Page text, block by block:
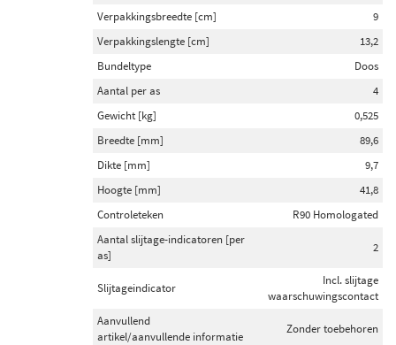
Verpakkingsbreedte [cm]
9
Verpakkingslengte [cm]
13,2
Bundeltype
Doos
Aantal per as
4
Gewicht [kg]
0,525
Breedte [mm]
89,6
Dikte [mm]
9,7
Hoogte [mm]
41,8
Controleteken
R90 Homologated
Aantal slijtage-indicatoren [per
as]
2
Slijtageindicator
Incl. slijtage
waarschuwingscontact
Aanvullend
artikel/aanvullende informatie
Zonder toebehoren